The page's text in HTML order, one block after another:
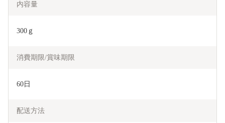
内容量
300ｇ
消費期限/賞味期限
60日
配送方法